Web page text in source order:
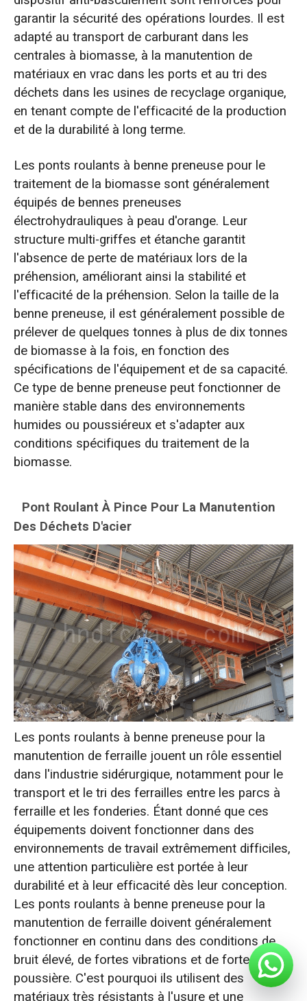
garantir la sécurité des opérations lourdes. Il est
adapté au transport de carburant dans les
centrales à biomasse, à la manutention de
matériaux en vrac dans les ports et au tri des
déchets dans les usines de recyclage organique,
en tenant compte de l'efficacité de la production
et de la durabilité à long terme.
Les ponts roulants à benne preneuse pour le
traitement de la biomasse sont généralement
équipés de bennes preneuses
électrohydrauliques à peau d'orange. Leur
structure multi-griffes et étanche garantit
l'absence de perte de matériaux lors de la
préhension, améliorant ainsi la stabilité et
l'efficacité de la préhension. Selon la taille de la
benne preneuse, il est généralement possible de
prélever de quelques tonnes à plus de dix tonnes
de biomasse à la fois, en fonction des
spécifications de l'équipement et de sa capacité.
Ce type de benne preneuse peut fonctionner de
manière stable dans des environnements
humides ou poussiéreux et s'adapter aux
conditions spécifiques du traitement de la
biomasse.
Pont Roulant À Pince Pour La Manutention
Des Déchets D'acier
Les ponts roulants à benne preneuse pour la
manutention de ferraille jouent un rôle essentiel
dans l'industrie sidérurgique, notamment pour le
transport et le tri des ferrailles entre les parcs à
ferraille et les fonderies. Étant donné que ces
équipements doivent fonctionner dans des
environnements de travail extrêmement difficiles,
une attention particulière est portée à leur
durabilité et à leur efficacité dès leur conception.
Les ponts roulants à benne preneuse pour la
manutention de ferraille doivent généralement
fonctionner en continu dans des conditions de
bruit élevé, de fortes vibrations et de forte
poussière. C'est pourquoi ils utilisent des
matériaux très résistants à l'usure et une